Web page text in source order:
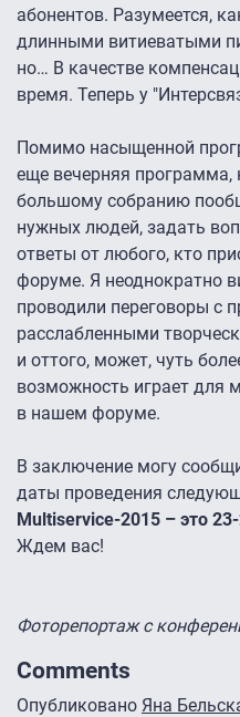
абонентов. Разумеется,
длинными витиеватыми
но… В качестве
время. Теперь у
Помимо насыщенной
еще вечерняя программа,
большому собранию
нужных людей, задать
ответы от любого, кто
форуме. Я неоднократно
проводили переговоры с
расслабленными
и оттого, может, чуть
возможность играет для
в нашем форуме.
В заключение могу
даты проведения
Multiservice-2015 – это
Ждем вас!
Фоторепортаж с
Comments
Опубликовано Яна